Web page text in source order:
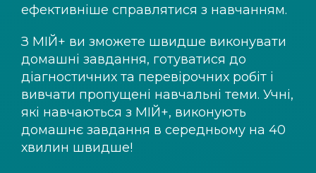
ефективніше справлятися з навчанням.
З МІЙ+ ви зможете швидше виконувати
домашні завдання, готуватися до
діагностичних та перевірочних робіт і
вивчати пропущені навчальні теми. Учні,
які навчаються з МІЙ+, виконують
домашнє завдання в середньому на 40
хвилин швидше!